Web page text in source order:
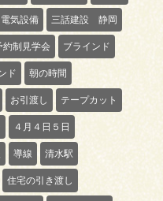
電気設備 三話建設 静岡
約制見学会 ブラインド
ド 朝の時間
お引渡し テープカット
４月４日５日
導線 清水駅
住宅の引き渡し